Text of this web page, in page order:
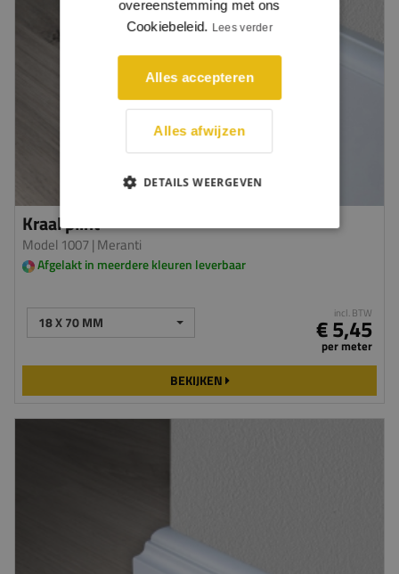
Kraal plint
Model 1007 | Meranti
Afgelakt in meerdere kleuren leverbaar
18 X 70 MM incl. BTW
€ 5,45
per meter
BEKIJKEN
overeenstemming met ons
Cookiebeleid. Lees verder
Alles accepteren
Alles afwijzen
DETAILS WEERGEVEN